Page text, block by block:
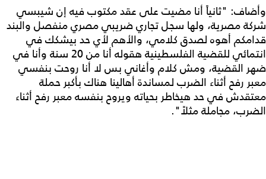
وأضاف: "ثانياً أنا مضيت على عقد مكتوب فيه إن شيبسي
شركة مصرية، ولها سجل تجاري ضريبي مصري منفصل والبند
قدامكم أهوه لصدق كلامي، والأهم لأي حد بيشكك في
انتمائي للقضية الفلسطينية هقوله أنا من 20 سنة وأنا في
ضهر القضية، ومش كلام وأغاني بس لا أنا روحت بنفسي
معبر رفح أثناء الضرب لمساندة أهالينا هناك بأكبر حملة
معتقدش في حد هيخاطر بحياته ويروح بنفسه معبر رفح أثناء
الضرب، مجاملة مثلاً".